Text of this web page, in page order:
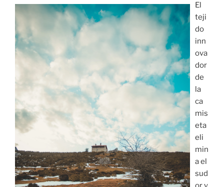
El
teji
do
inn
ova
dor
de
la
ca
mis
eta
eli
min
a el
sud